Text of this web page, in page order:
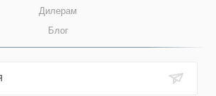
Дилерам
Блог